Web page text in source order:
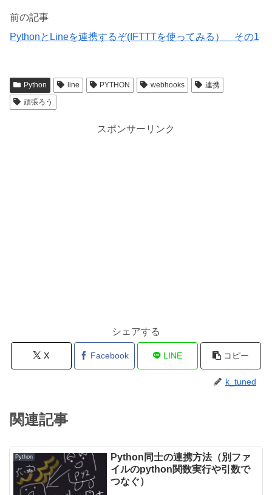
前の記事
PythonとLineを連携するぞ(IFTTTを使ってみる） その1
Python line PYTHON webhooks
連携
頑張ろう
スポンサーリンク
シェアする
X Facebook LINE コピー
k_tuned
関連記事
Python
Python同士の連携方法（別ファ
イルのpython関数実行や引数で
つなぐ）